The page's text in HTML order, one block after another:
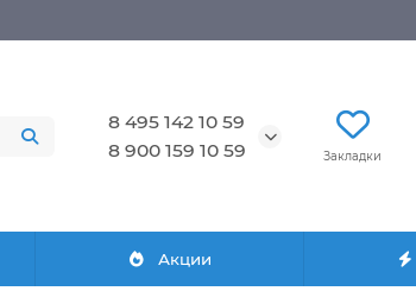
8 495 142 10 59
8 900 159 10 59
Закладки
Акции